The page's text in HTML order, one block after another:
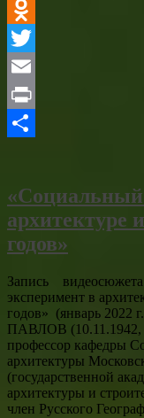
Gmail
Odnoklassniki
Twitter
Email
Print
«Социальный
архитектуре
годов»
Запись
эксперимент в
годов» (январь
ПАВЛОВ (10.11.1942,
профессор кафедры
архитектуры
(государственной
архитектуры и
член Русского